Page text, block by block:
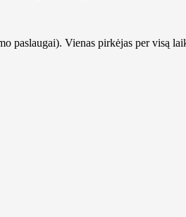
paslaugai). Vienas pirkėjas per visą